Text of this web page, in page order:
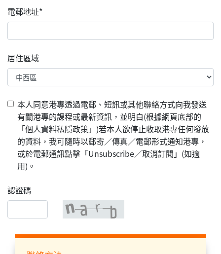
電郵地址*
居住區域
本人同意港專透過電郵、短訊或其他聯絡方式向我發送
有關港專的課程或最新資訊，並明白(根據網頁底部的
「個人資料私隱政策」)若本人欲停止收取港專任何發放
的資料，我可隨時以郵寄／傳真／電郵形式通知港專，
或於電郵通訊點擊「Unsubscribe／取消訂閱」(如適
用)。
認證碼